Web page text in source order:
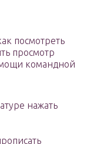
посмотреть
просмотр
командной
нажать